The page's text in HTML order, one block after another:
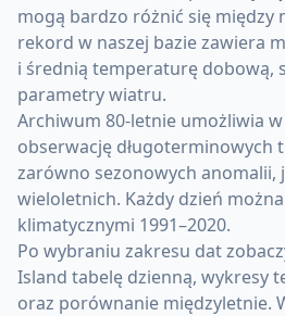
mogą bardzo różnić się między
rekord w naszej bazie zawiera
i średnią temperaturę dobową,
parametry wiatru.
Archiwum 80-letnie umożliwia
obserwację
zarówno sezonowych anomalii,
wieloletnich. Każdy dzień
klimatycznymi 1991–2020.
Po wybraniu zakresu dat
Island tabelę dzienną, wykresy
oraz porównanie międzyletnie.